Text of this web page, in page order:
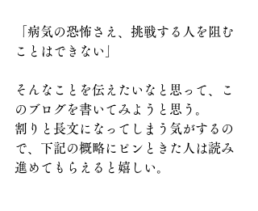
「病気の恐怖さえ、挑戦する人を阻む
ことはできない」
そんなことを伝えたいなと思って、こ
のブログを書いてみようと思う。
割りと長文になってしまう気がするの
で、下記の概略にピンときた人は読み
進めてもらえると嬉しい。